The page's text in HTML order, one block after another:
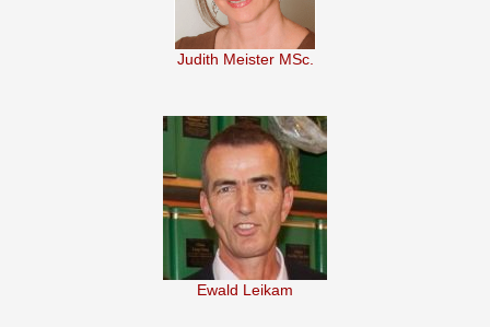
Judith Meister MSc.
Ewald Leikam